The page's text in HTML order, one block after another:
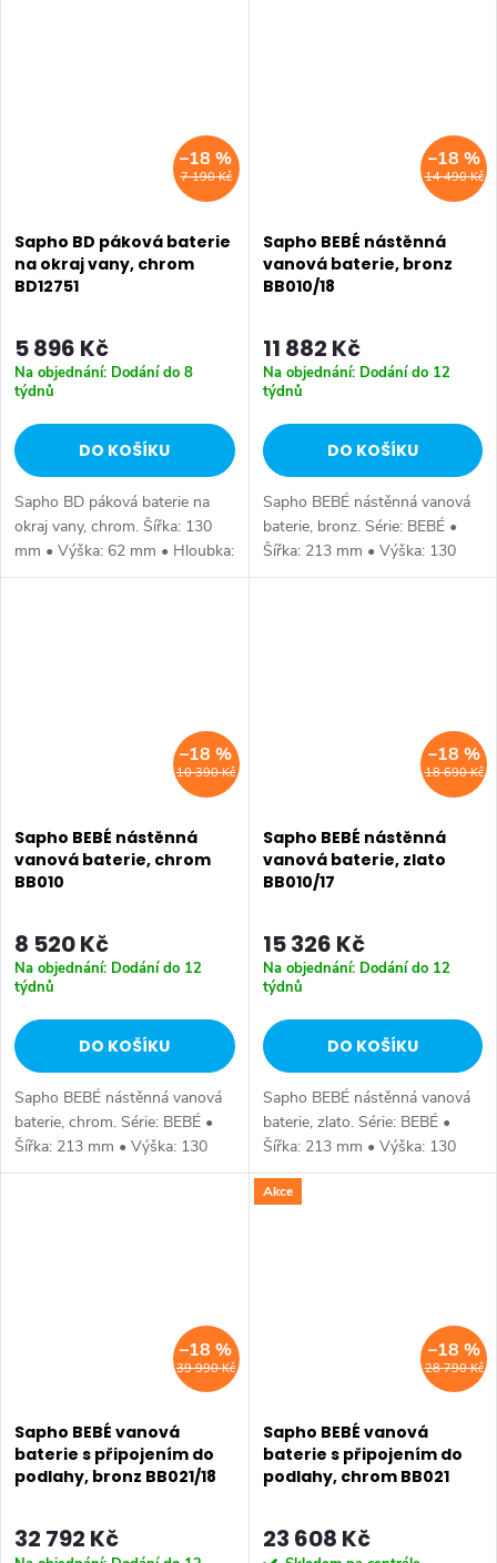
7 190 Kč
–18 %
Sapho BD páková baterie
na okraj vany, chrom
BD12751
5 896 Kč
Na objednání: Dodání do 8
týdnů
DO KOŠÍKU
Sapho BD páková baterie na
okraj vany, chrom. Šířka: 130
mm • Výška: 62 mm • Hloubka:
70 mm • Barva: Chrom •
14 490 Kč
–18 %
Sapho BEBÉ nástěnná
vanová baterie, bronz
BB010/18
11 882 Kč
Na objednání: Dodání do 12
týdnů
DO KOŠÍKU
Sapho BEBÉ nástěnná vanová
baterie, bronz. Série: BEBÉ •
Šířka: 213 mm • Výška: 130
mm • Hloubka: 196 mm •
10 390 Kč
–18 %
Sapho BEBÉ nástěnná
vanová baterie, chrom
BB010
8 520 Kč
Na objednání: Dodání do 12
týdnů
DO KOŠÍKU
Sapho BEBÉ nástěnná vanová
baterie, chrom. Série: BEBÉ •
Šířka: 213 mm • Výška: 130
mm • Hloubka: 196 mm •
18 690 Kč
–18 %
Sapho BEBÉ nástěnná
vanová baterie, zlato
BB010/17
15 326 Kč
Na objednání: Dodání do 12
týdnů
DO KOŠÍKU
Sapho BEBÉ nástěnná vanová
baterie, zlato. Série: BEBÉ •
Šířka: 213 mm • Výška: 130
mm • Hloubka: 196 mm •
Barva: Zlato • Materiál: Mosaz •
39 990 Kč
–18 %
Sapho BEBÉ vanová
baterie s připojením do
podlahy, bronz BB021/18
32 792 Kč
Akce
28 790 Kč
–18 %
Sapho BEBÉ vanová
baterie s připojením do
podlahy, chrom BB021
23 608 Kč